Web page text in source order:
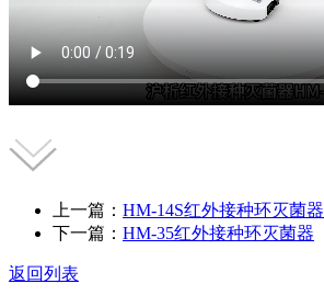
上一篇： HM-14S红外接种环灭菌器
下一篇： HM-35红外接种环灭菌器
返回列表